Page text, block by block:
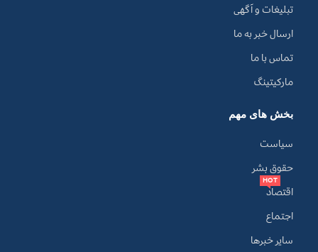
تبلیغات و آگهی
ارسال خبر به ما
تماس با ما
مارکیتینگ
بخش های مهم
سیاست
حقوق بشر
اقتصاد
HOT
اجتماع
سایر خبرها